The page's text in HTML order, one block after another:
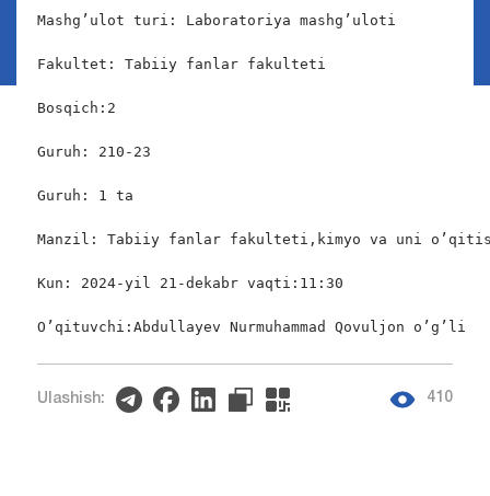
Mashg’ulot turi: Laboratoriya mashg’uloti
Fakultet: Tabiiy fanlar fakulteti
Bosqich:2
Guruh: 210-23
Guruh: 1 ta
Manzil: Tabiiy fanlar fakulteti,kimyo va uni
Kun: 2024-yil 21-dekabr vaqti:11:30
O’qituvchi:Abdullayev Nurmuhammad Qovuljon o’g’li
Ulashish: 410